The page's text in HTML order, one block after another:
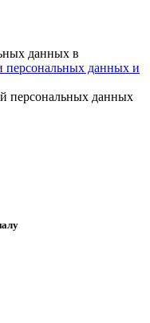
данных в
персональных данных и
персональных данных